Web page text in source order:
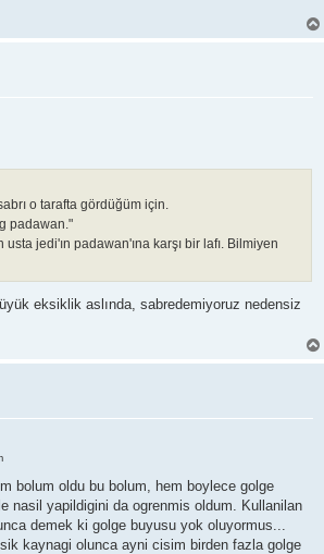
o tarafta gördüğüm için.
padawan."
jedi'ın padawan'ına karşı bir lafı. Bilmiyen
eksiklik aslında, sabredemiyoruz nedensiz
bolum oldu bu bolum, hem boylece golge
nasil yapildigini da ogrenmis oldum. Kullanilan
demek ki golge buyusu yok oluyormus...
kaynagi olunca ayni cisim birden fazla golge